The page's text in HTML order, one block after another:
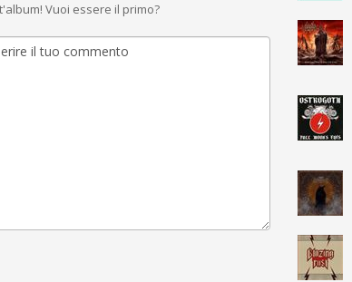
Vuoi essere il primo?